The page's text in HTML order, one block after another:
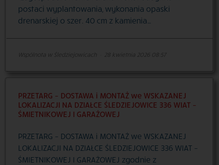
postaci wyplantowania, wykonania opaski
drenarskiej o szer. 40 cm z kamienia…
Wspólnota w Śledziejowicach 28 kwietnia 2026 08:57
PRZETARG – DOSTAWA i MONTAŻ we WSKAZANEJ
LOKALIZACJI NA DZIAŁCE ŚLEDZIEJOWICE 336 WIAT –
ŚMIETNIKOWEJ I GARAŻOWEJ
PRZETARG – DOSTAWA i MONTAŻ we WSKAZANEJ
LOKALIZACJI NA DZIAŁCE ŚLEDZIEJOWICE 336 WIAT –
ŚMIETNIKOWEJ I GARAŻOWEJ zgodnie z